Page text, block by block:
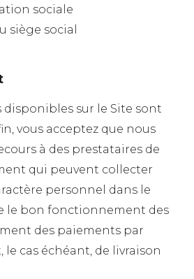
sociale
siège social
disponibles sur le Site sont
vous acceptez que nous
à des prestataires de
qui peuvent collecter
personnel dans le
le bon fonctionnement des
des paiements par
le cas échéant, de livraison